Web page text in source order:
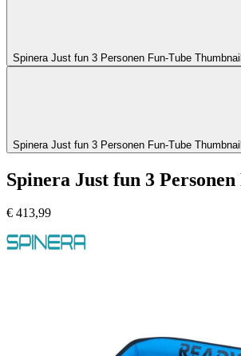
Spinera Just fun 3
€ 413,99